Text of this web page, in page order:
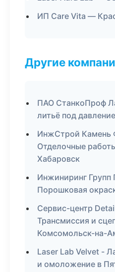
ИП Care Vita —
Другие
ПАО СтанкоПроф
литьё под
ИнжСтрой Камень
Отделочные
Хабаровск
Инжиниринг
Порошковая
Сервис-центр
Трансмиссия и
Комсомольск-на-
Laser Lab Velvet -
и омоложение в